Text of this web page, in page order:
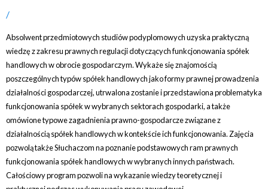
Absolwent przedmiotowych studiów podyplomowych uzyska praktyczną
wiedzę z zakresu prawnych regulacji dotyczących funkcjonowania spółek
handlowych w obrocie gospodarczym. Wykaże się znajomością
poszczególnych typów spółek handlowych jako formy prawnej prowadzenia
działalności gospodarczej, utrwalona zostanie i przedstawiona problematyka
funkcjonowania spółek w wybranych sektorach gospodarki, a także
omówione typowe zagadnienia prawno-gospodarcze związane z
działalnością spółek handlowych w kontekście ich funkcjonowania. Zajęcia
pozwolą także Słuchaczom na poznanie podstawowych ram prawnych
funkcjonowania spółek handlowych w wybranych innych państwach.
Całościowy program pozwoli na wykazanie wiedzy teoretycznej i